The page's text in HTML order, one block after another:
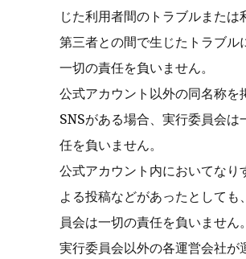
じた利用者間のトラブルまたは
第三者との間で生じたトラブル
一切の責任を負いません。
公式アカウント以外の同名称を
SNSがある場合、実行委員会は
任を負いません。
公式アカウント内においてなり
よる投稿などがあったとしても
員会は一切の責任を負いません。
実行委員会以外の各運営会社が